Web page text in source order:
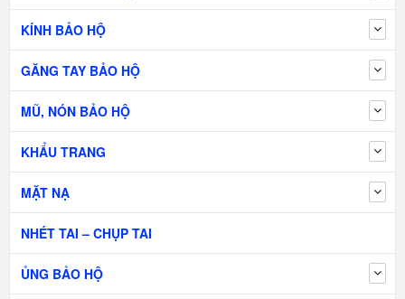
KÍNH BẢO HỘ
GĂNG TAY BẢO HỘ
MŨ, NÓN BẢO HỘ
KHẨU TRANG
MẶT NẠ
NHÉT TAI – CHỤP TAI
ỦNG BẢO HỘ